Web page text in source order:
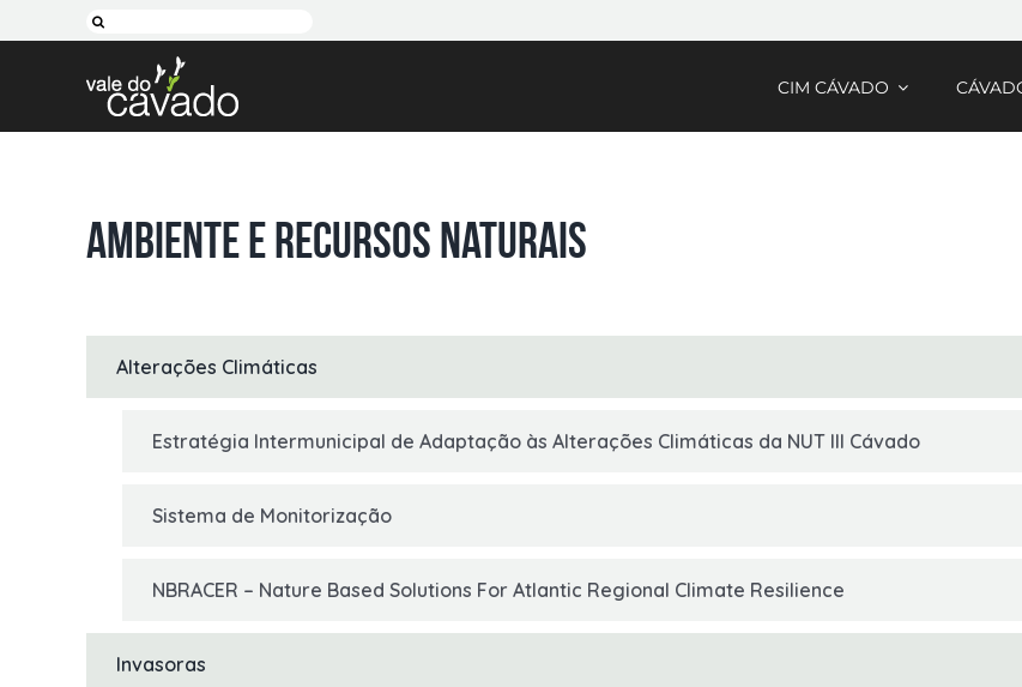
to
Pesquisar
CIM CÁVADO
Ambiente e Recursos Naturais
Alterações Climáticas
Estratégia Intermunicipal de Adaptação às Alterações Climáticas da NUT III Cávado
Sistema de Monitorização
NBRACER – Nature Based Solutions For Atlantic Regional Climate Resilience
Invasoras